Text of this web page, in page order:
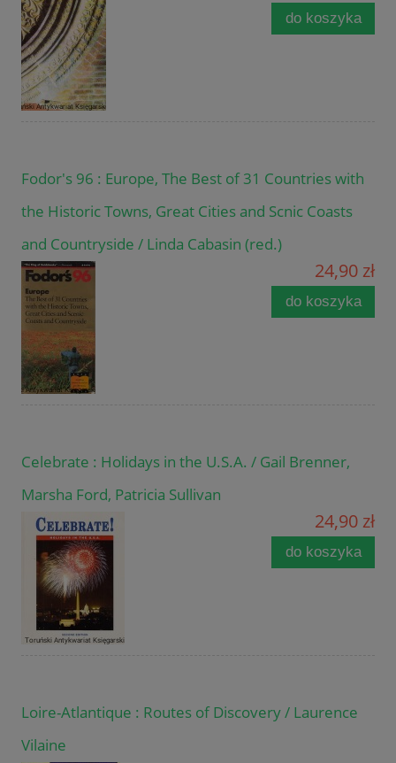
do koszyka
Fodor's 96 : Europe, The Best of 31 Countries with
the Historic Towns, Great Cities and Scnic Coasts
and Countryside / Linda Cabasin (red.)
24,90 zł
do koszyka
Celebrate : Holidays in the U.S.A. / Gail Brenner,
Marsha Ford, Patricia Sullivan
24,90 zł
do koszyka
Loire-Atlantique : Routes of Discovery / Laurence
Vilaine